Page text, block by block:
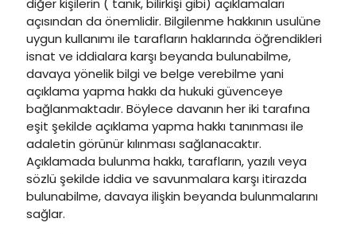
diğer kişilerin ( tanık, bilirkişi gibi) açıklamaları
açısından da önemlidir. Bilgilenme hakkının usulüne
uygun kullanımı ile tarafların haklarında öğrendikleri
isnat ve iddialara karşı beyanda bulunabilme,
davaya yönelik bilgi ve belge verebilme yani
açıklama yapma hakkı da hukuki güvenceye
bağlanmaktadır. Böylece davanın her iki tarafına
eşit şekilde açıklama yapma hakkı tanınması ile
adaletin görünür kılınması sağlanacaktır.
Açıklamada bulunma hakkı, tarafların, yazılı veya
sözlü şekilde iddia ve savunmalara karşı itirazda
bulunabilme, davaya ilişkin beyanda bulunmalarını
sağlar.